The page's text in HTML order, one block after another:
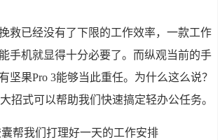
救已经没有了下限的工作效率，一款工作
手机就显得十分必要了。而纵观当前的手
坚果Pro 3能够当此重任。为什么这么说？
招式可以帮助我们快速搞定轻办公任务。
帮我们打理好一天的工作安排